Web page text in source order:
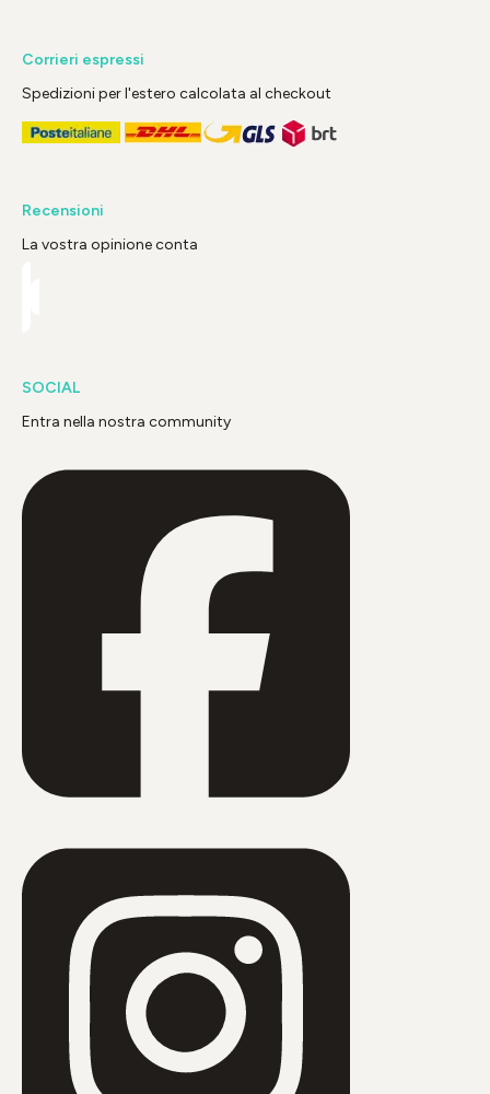
Corrieri espressi
Spedizioni per l'estero calcolata al checkout
Recensioni
La vostra opinione conta
SOCIAL
Entra nella nostra community